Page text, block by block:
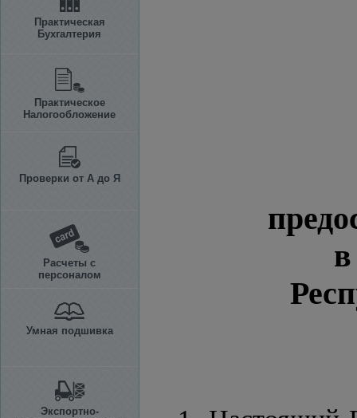
Практическая
Бухгалтерия
Практическое
Налогообложение
Проверки от А до Я
Расчеты с
персоналом
Умная подшивка
Экспортно-